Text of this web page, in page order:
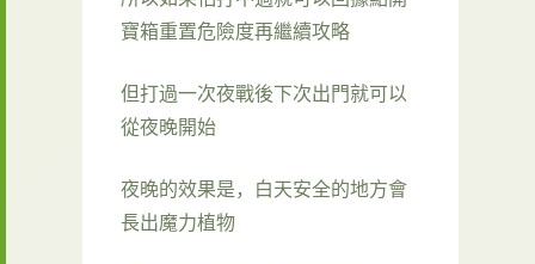
寶箱重置危險度再繼續攻略
但打過一次夜戰後下次出門就可以
從夜晚開始
夜晚的效果是，白天安全的地方會
長出魔力植物